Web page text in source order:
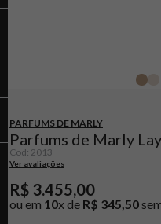
PARFUMS DE MARLY
Parfums de Marly
Cod: 2013
Ver avaliações
R$ 3.455,00
ou em 10x de R$ 345,50